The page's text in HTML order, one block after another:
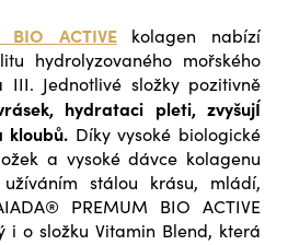
BIO ACTIVEkolagen nabízí
hydrolyzovaného mořského
Jednotlivé složky pozitivně
hydrataci pleti, zvyšujÍ
kloubů. Díky vysoké biologické
a vysoké dávce kolagenu
stálou krásu, mládí,
PREMUM BIO ACTIVE
i o složku Vitamin Blend, která